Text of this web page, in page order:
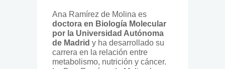
Ana Ramírez de Molina es
doctora en Biología Molecular
por la Universidad Autónoma
de Madrid y ha desarrollado su
carrera en la relación entre
metabolismo, nutrición y cáncer.